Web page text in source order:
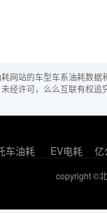
网站的车型车系油耗数
经许可，么么互联有权追
车油耗 EV电耗 亿
copyright ©